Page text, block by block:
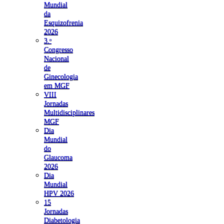
Mundial
da
Esquizofrenia
2026
3.ᵒ
Congresso
Nacional
de
Ginecologia
em MGF
VIII
Jornadas
Multidisciplinares
MGF
Dia
Mundial
do
Glaucoma
2026
Dia
Mundial
HPV 2026
15
Jornadas
Diabetologia